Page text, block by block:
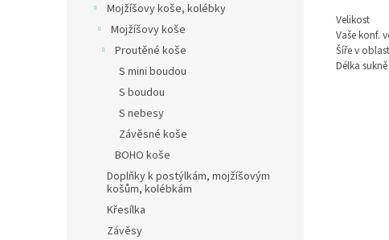
Mojžíšovy koše, kolébky
Mojžíšovy koše
Proutěné koše
S mini boudou
S boudou
S nebesy
Závěsné koše
BOHO koše
Doplňky k postýlkám, mojžíšovým
košům, kolébkám
Křesílka
Závěsy
Velikost
Vaše konf.
Šíře v
Délka